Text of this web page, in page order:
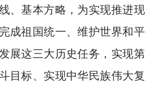
、基本方略，为实现推进现
成祖国统一、维护世界和平
展这三大历史任务，实现第
目标、实现中华民族伟大复